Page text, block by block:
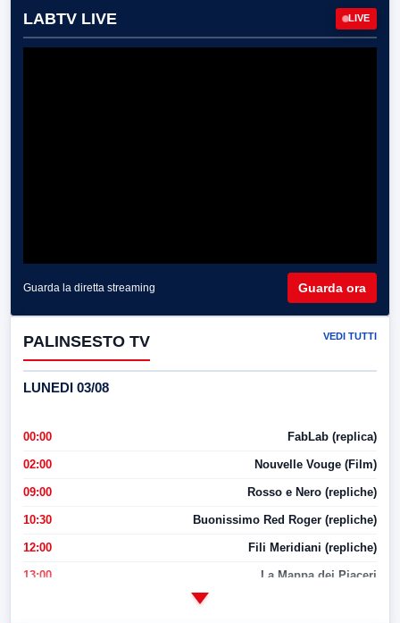
LABTV LIVE LIVE
Guarda la diretta streaming Guarda ora
PALINSESTO TV VEDI TUTTI
LUNEDI 03/08
00:00 FabLab (replica)
02:00 Nouvelle Vouge (Film)
09:00 Rosso e Nero (repliche)
10:30 Buonissimo Red Roger (repliche)
12:00 Fili Meridiani (repliche)
13:00 La Mappa dei Piaceri